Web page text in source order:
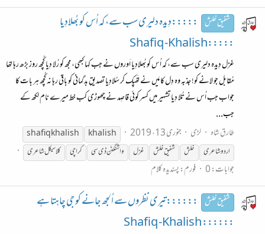
شفیق خلش :::::دِیدہ دلیری سب سے، کہ اُس کو بُھلادِیا
:::::Shafiq -Khalish
غزل دِیدہ دلیری سب سے، کہ اُس کو بُھلادِیا اَوروں نے جب کہا کبھی، مجھ کو رُلا دِیا کُچھ روز بڑھ رہا تھا
مُقابل جو لانے کو! جذبہ وہ دِل کا مَیں نے تَھپک کر سُلادِیا تصدیقِ بدگمانی کو باقی رہا نہ کُچھ ہر بات کا
جواب جب اُس نے تُلا دِیا تشہیر میں کسر کوئی قاصِد نے چھوڑی کب خط میرے نام لکھ کے
جب...
طارق شاہ
لڑی جنوری 13، 2019 khalish
shafiq khalish
اردو شاعری
خلش شفیقخلش غزل واشنگٹن ڈی سی کراچی کلاسیکل شاعری
جوابات: 0 فورم:پسندیدہ کلام
شفیق خلش ::::::تیری نظروں سے اُلجھ جانے کو جی چاہتا ہے
:::::: Shafiq -Khalish